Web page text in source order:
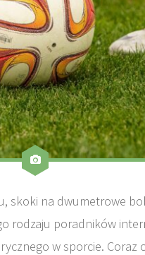
skoki na dwumetrowe
rodzaju poradników
w sporcie. Coraz